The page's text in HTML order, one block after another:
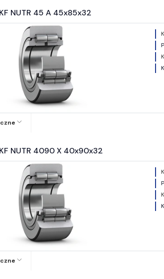
NUTR 45 A 45x85x32
NUTR 4090 X 40x90x32